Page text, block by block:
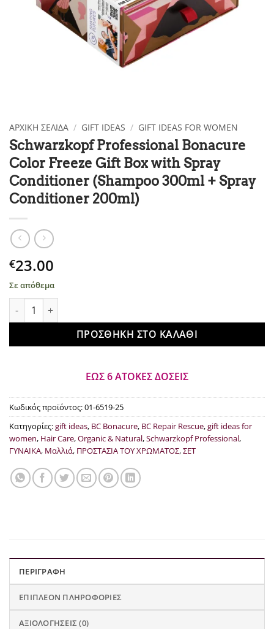
ΑΡΧΙΚΉ ΣΕΛΊΔΑ / GIFT IDEAS / GIFT IDEAS FOR WOMEN
Schwarzkopf Professional Bonacure
Color Freeze Gift Box with Spray
Conditioner (Shampoo 300ml + Spray
Conditioner 200ml)
€23.00
Σε απόθεμα
Schwarzkopf Professional Bonacure Color Freeze Gift Box
ΠΡΟΣΘΉΚΗ ΣΤΟ ΚΑΛΆΘΙ
ΕΩΣ 6 ΑΤΟΚΕΣ ΔΟΣΕΙΣ
Κωδικός προϊόντος:01-6519-25
Κατηγορίες:gift ideas, BC Bonacure, BC Repair Rescue,gift ideas for
women, Hair Care,Organic & Natural,Schwarzkopf Professional,
ΓΥΝΑΙΚΑ, Μαλλιά, ΠΡΟΣΤΑΣΙΑ ΤΟΥ ΧΡΩΜΑΤΟΣ,ΣΕΤ
ΠΕΡΙΓΡΑΦΉ
ΕΠΙΠΛΈΟΝ ΠΛΗΡΟΦΟΡΊΕΣ
ΑΞΙΟΛΟΓΉΣΕΙΣ (0)